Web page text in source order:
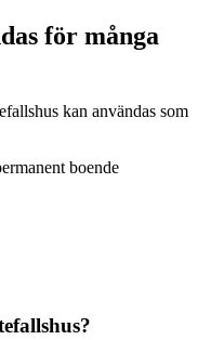
för många
kan användas som
boende